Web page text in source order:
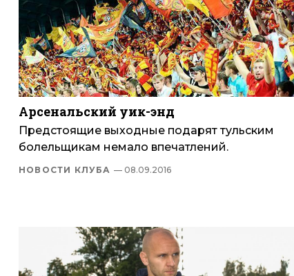
Арсенальский уик-энд
Предстоящие выходные подарят тульским
болельщикам немало впечатлений.
НОВОСТИ КЛУБА — 08.09.2016